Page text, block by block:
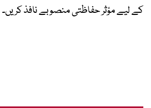
کے لیے مؤثر حفاظتی منصوبے نافذ کریں۔